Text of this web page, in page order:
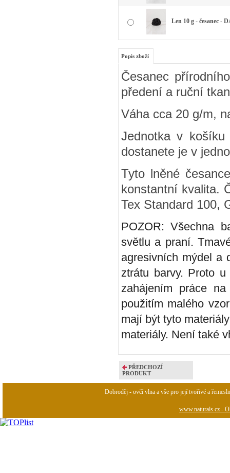
Len 10 g - česanec -
Popis zboží
Česanec
předení a ruční
Váha cca 20 g/m,
Jednotka v
dostanete je v
Tyto lněné
konstantní kvalita.
Tex Standard 100,
POZOR: Všechna
světlu a praní.
agresivních mýdel a
ztrátu barvy. Proto
zahájením práce
použitím malého
mají být tyto
materiály. Není také
PŘEDCHOZÍ
PRODUKT
Dobroděj - ovčí vlna a vše pro její tvořivé a
www.naturals.cz -